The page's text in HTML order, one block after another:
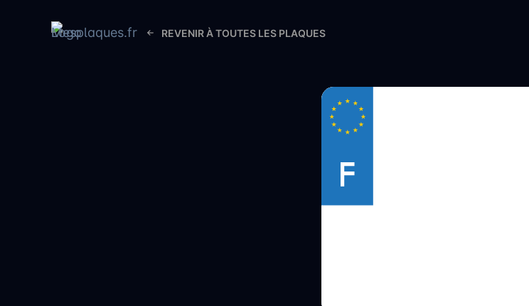
REVENIR À TOUTES LES PLAQUES
F